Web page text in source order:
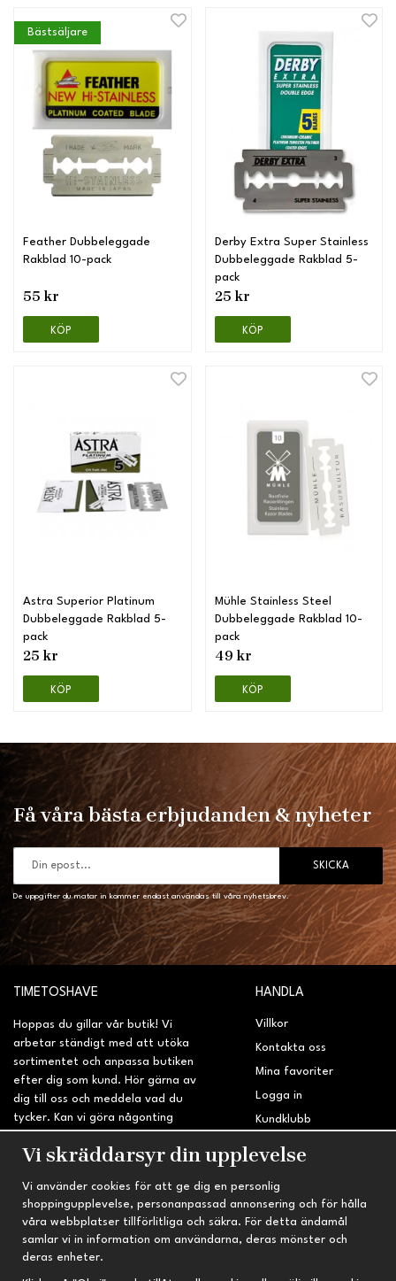
Bästsäljare
Feather Dubbeleggade
Rakblad 10-pack
55 kr
KÖP
Derby Extra Super Stainless
Dubbeleggade Rakblad 5-
pack
25 kr
KÖP
Astra Superior Platinum
Dubbeleggade Rakblad 5-
pack
25 kr
KÖP
Mühle Stainless Steel
Dubbeleggade Rakblad 10-
pack
49 kr
KÖP
Få våra bästa erbjudanden & nyheter
SKICKA
De uppgifter du matar in kommer endast användas till våra nyhetsbrev.
TIMETOSHAVE
Hoppas du gillar vår butik! Vi
arbetar ständigt med att utöka
sortimentet och anpassa butiken
efter dig som kund. Hör gärna av
dig till oss och meddela vad du
tycker. Kan vi göra någonting
sidan?
HANDLA
Villkor
Kontakta oss
Mina favoriter
Logga in
Kundklubb
INFORMATION
Om oss
Nyheter
TRYGG HANDEL
Fri frakt vid köp över 695 kr
Vi skräddarsyr din upplevelse
Vi använder cookies för att ge dig en personlig
shoppingupplevelse, personanpassad annonsering och för hålla
våra webbplatser tillförlitliga och säkra. För detta ändamål
samlar vi in information om användarna, deras mönster och
deras enheter.